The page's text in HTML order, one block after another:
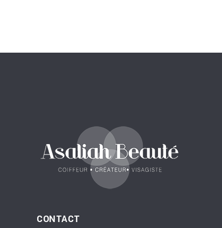
CONTACT